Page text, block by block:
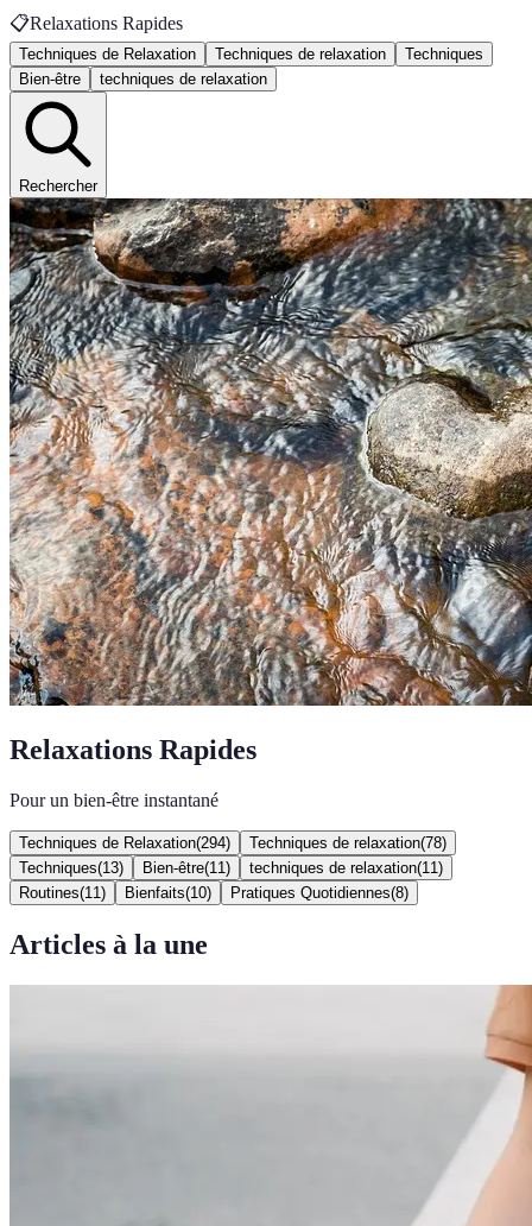
📋Relaxations Rapides
Techniques de Relaxation Techniques de relaxation
Techniques
Bien-être
techniques de relaxation
Rechercher
Relaxations Rapides
Pour un bien-être instantané
Techniques de Relaxation(294) Techniques de relaxation(78)
Techniques(13) Bien-être(11 ) techniques de relaxation(11 )
Routines(11 ) Bienfaits(10) Pratiques Quotidiennes(8)
Articles à la une